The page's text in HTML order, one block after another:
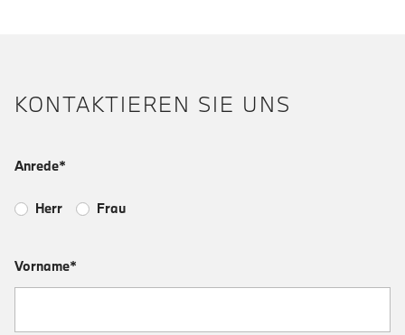
KONTAKTIEREN SIE UNS
Anrede*
Herr Frau
Vorname*